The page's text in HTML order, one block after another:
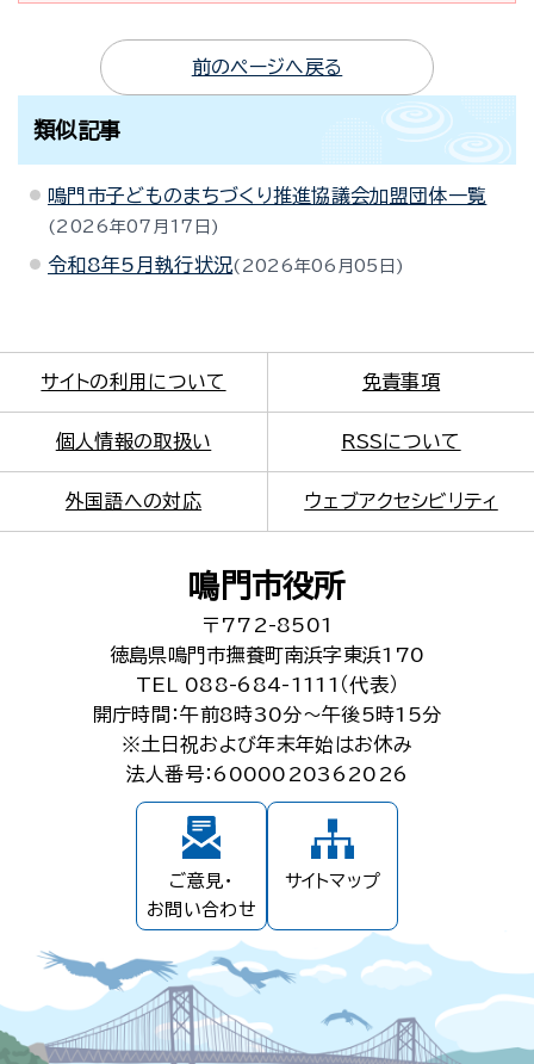
前のページへ戻る
類似記事
鳴門市子どものまちづくり推進協議会加盟団体一覧
2026年07月17日
令和8年5月執行状況 2026年06月05日
サイトの利用について 免責事項
個人情報の取扱い RSSについて
外国語への対応 ウェブアクセシビリティ
鳴門市役所
〒772-8501
徳島県鳴門市撫養町南浜字東浜170
TEL 088-684-1111（代表）
開庁時間：午前8時30分～午後5時15分
※土日祝および年末年始はお休み
法人番号：6000020362026
ご意見・
お問い合わせ
サイトマップ